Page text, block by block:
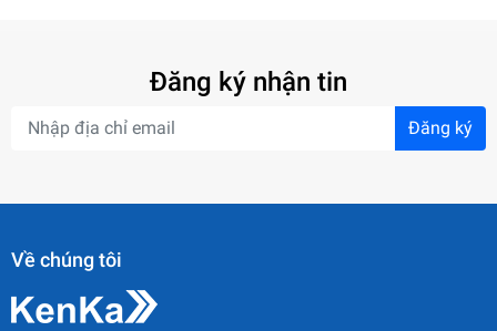
Đăng ký nhận tin
Đăng ký
Về chúng tôi